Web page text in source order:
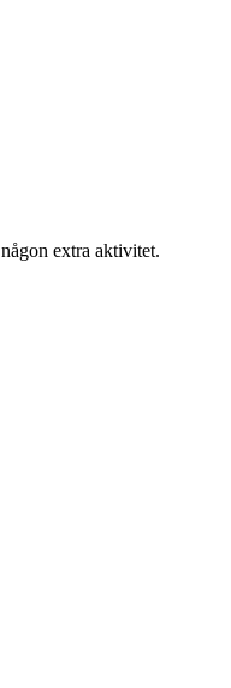
extra aktivitet.